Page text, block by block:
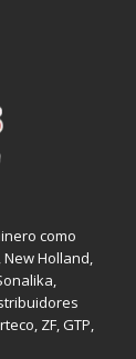
como
,New Holland,
, ZF,GTP,